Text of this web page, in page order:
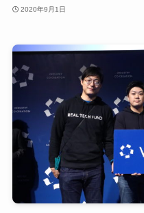
2020年9月1日